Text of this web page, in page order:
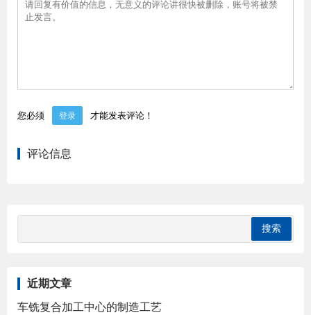
您必须 登录 才能发表评论！
评论信息
近期文章
车铣复合加工中心的制造工艺